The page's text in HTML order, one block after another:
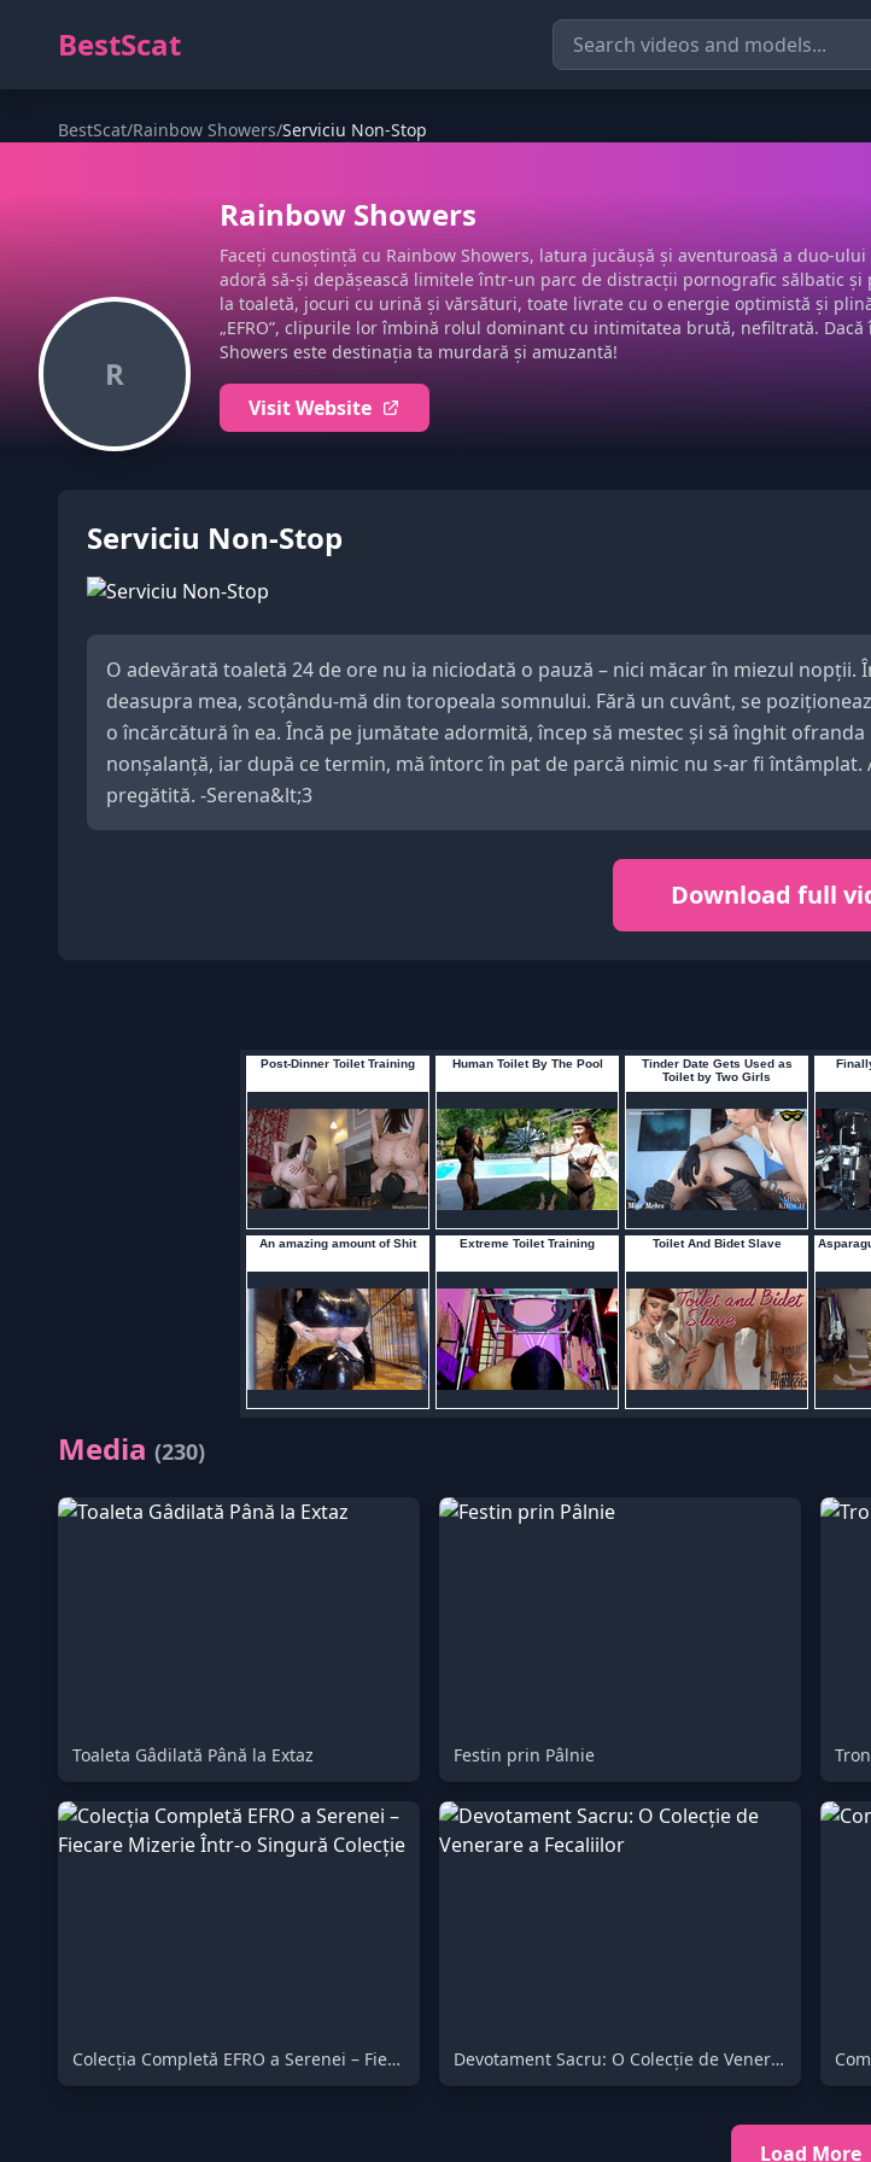
BestScat
BestScat/Rainbow Showers/Serviciu Non-Stop
R
Rainbow Showers
Faceți cunoștință cu Rainbow Showers, latura jucăușă și aventuroasă a duo-
adoră să-și depășească limitele într-un parc de distracții pornografic sălbatic
la toaletă, jocuri cu urină și vărsături, toate livrate cu o energie optimistă și
„EFRO”, clipurile lor îmbină rolul dominant cu intimitatea brută, nefiltrată.
Showers este destinația ta murdară și amuzantă!
Visit Website
Serviciu Non-Stop
O adevărată toaletă 24 de ore nu ia niciodată o pauză – nici măcar în miezul
deasupra mea, scoțându-mă din toropeala somnului. Fără un cuvânt, se
o încărcătură în ea. Încă pe jumătate adormită, încep să mestec și să înghit
nonșalanță, iar după ce termin, mă întorc în pat de parcă nimic nu s-ar fi
pregătită. -Serena&lt;3
Download full
Media (230)
Toaleta Gâdilată Până la Extaz Festin prin Pâlnie
Colecția Completă EFRO a Serenei – Fiecare Mizerie Într-o Singură Colecție Devotament Sacru: O Colecție de Venerare a Fecaliilor
Load More